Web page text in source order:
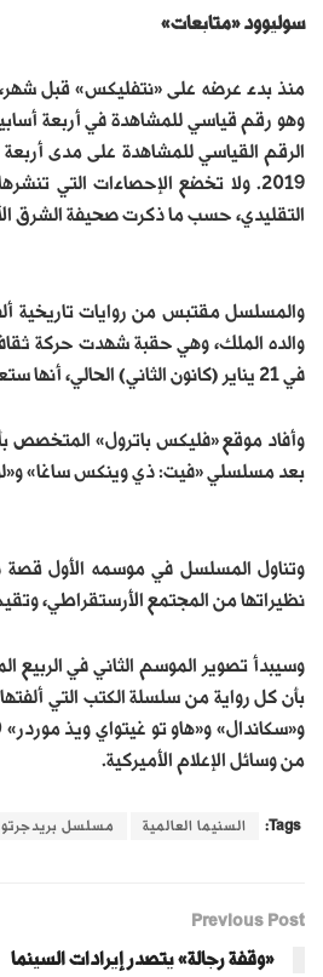
سوليوود «متابعات»
وهو رقم قياسي للمشاهدة في أربعة
2019. ولا تخضع الإحصاءات التي
التقليدي، حسب ما ذكرت صحيفة الشرق
والده الملك، وهي حقبة شهدت حركة
في 21 يناير (كانون الثاني) الحالي، أنها ستعرض «بريدجرتون» موسماً ثانياً بعد النجاح الكبير الذي حققه.
وأفاد موقع «فليكس باترول» المتخصص
بعد مسلسلي «فيت: ذي وينكس ساغا»
وتناول المسلسل في موسمه الأول قصة
نظيراتها من المجتمع الأرستقراطي،
وسيبدأ تصوير الموسم الثاني في الربيع
بأن كل رواية من سلسلة الكتب التي
من وسائل الإعلام الأميركية.
Tags: السنيما العالمية مسلسل
Previous Post
«وقفة رجالة» يتصدر إيرادات السينما